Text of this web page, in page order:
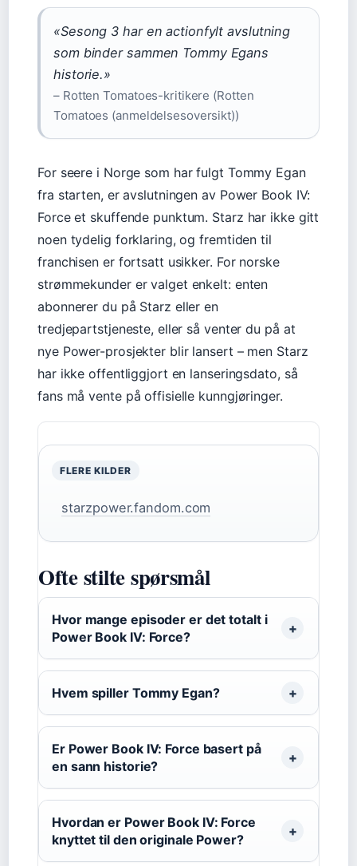
«Sesong 3 har en actionfylt avslutning
som binder sammen Tommy Egans
historie.»
– Rotten Tomatoes-kritikere (Rotten
Tomatoes (anmeldelsesoversikt))
For seere i Norge som har fulgt Tommy Egan
fra starten, er avslutningen av Power Book IV:
Force et skuffende punktum. Starz har ikke gitt
noen tydelig forklaring, og fremtiden til
franchisen er fortsatt usikker. For norske
strømmekunder er valget enkelt: enten
abonnerer du på Starz eller en
tredjepartstjeneste, eller så venter du på at
nye Power-prosjekter blir lansert – men Starz
har ikke offentliggjort en lanseringsdato, så
fans må vente på offisielle kunngjøringer.
FLERE KILDER
starzpower.fandom.com
Ofte stilte spørsmål
Hvor mange episoder er det totalt i
Power Book IV: Force?
Hvem spiller Tommy Egan?
Er Power Book IV: Force basert på
en sann historie?
Hvordan er Power Book IV: Force
knyttet til den originale Power?